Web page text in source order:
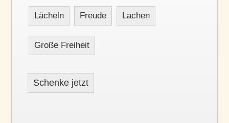
Lächeln Freude Lachen
Große Freiheit
Schenke jetzt